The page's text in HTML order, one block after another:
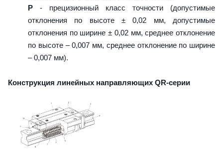
P - прецизионный класс точности (допустимые
отклонения по высоте ± 0,02 мм, допустимые
отклонения по ширине ± 0,02 мм, среднее отклонение
по высоте – 0,007 мм, среднее отклонение по ширине
– 0,007 мм).
Конструкция линейных направляющих QR-серии